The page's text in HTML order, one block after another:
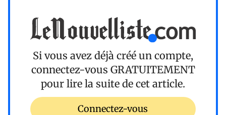
Si vous avez déjà créé un compte,
connectez-vous GRATUITEMENT
pour lire la suite de cet article.
Connectez-vous